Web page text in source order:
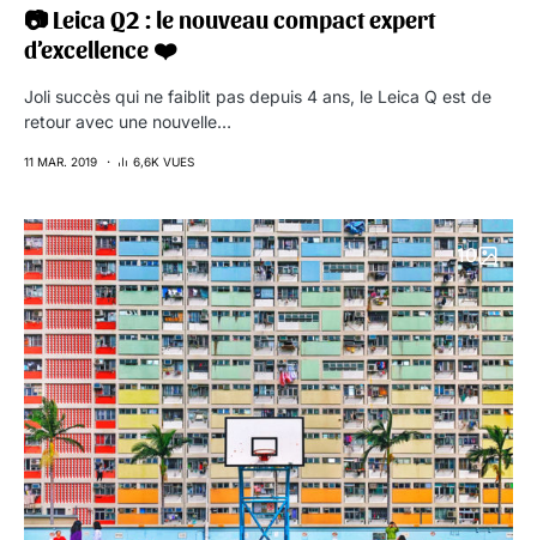
📷 Leica Q2 : le nouveau compact expert
d’excellence ❤️
Joli succès qui ne faiblit pas depuis 4 ans, le Leica Q est de
retour avec une nouvelle…
11 MAR. 2019 6,6K VUES
10